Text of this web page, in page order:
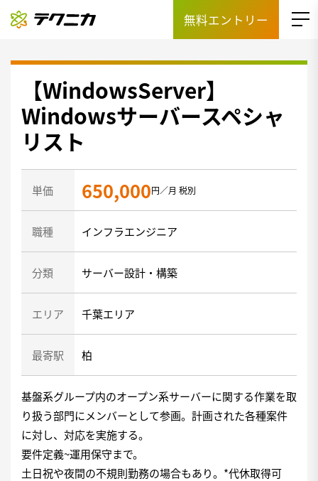
無料エントリー
【WindowsServer】
Windowsサーバースペシャ
リスト
単価 650,000円／月 税別
職種 インフラエンジニア
分類 サーバー設計・構築
エリア 千葉エリア
最寄駅 柏
基盤系グループ内のオープン系サーバーに関する作業を取
り扱う部門にメンバーとして参画。計画された各種案件
に対し、対応を実施する。
要件定義~運用保守まで。
土日祝や夜間の不規則勤務の場合もあり。*代休取得可